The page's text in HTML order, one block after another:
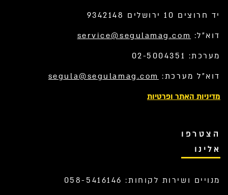
יד חרוצים 10 ירושלים 9342148
דוא”ל: service@segulamag.com
מערכת: 02-5004351
דוא”ל מערכת: segula@segulamag.com
מדיניות האתר ופרטיות
הצטרפו
אלינו
מנויים ושירות לקוחות: 058-5416146